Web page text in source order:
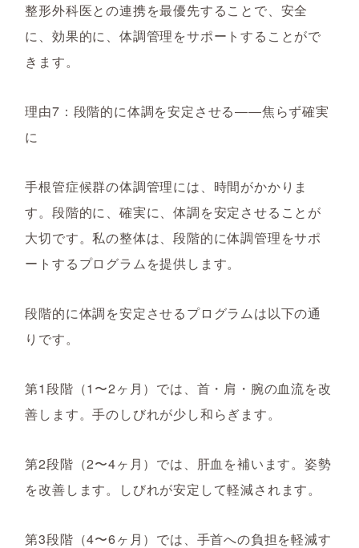
整形外科医との連携を最優先することで、安全
に、効果的に、体調管理をサポートすることがで
きます。
理由7：段階的に体調を安定させる――焦らず確実
に
手根管症候群の体調管理には、時間がかかりま
す。段階的に、確実に、体調を安定させることが
大切です。私の整体は、段階的に体調管理をサポ
ートするプログラムを提供します。
段階的に体調を安定させるプログラムは以下の通
りです。
第1段階（1〜2ヶ月）では、首・肩・腕の血流を改
善します。手のしびれが少し和らぎます。
第2段階（2〜4ヶ月）では、肝血を補います。姿勢
を改善します。しびれが安定して軽減されます。
第3段階（4〜6ヶ月）では、手首への負担を軽減す